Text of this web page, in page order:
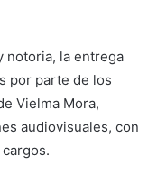
notoria, la entrega
por parte de los
Vielma Mora,
audiovisuales, con